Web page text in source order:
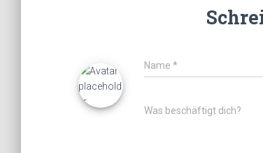
Name *
Was beschäftigt dich?